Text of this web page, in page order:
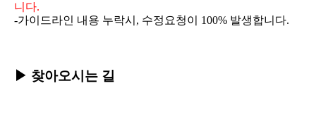
니다.
-가이드라인 내용 누락시, 수정요청이 100% 발생합니다.
▶ 찾아오시는 길